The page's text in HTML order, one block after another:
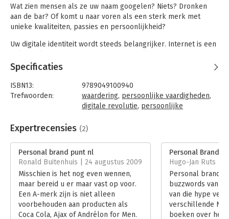
Wat zien mensen als ze uw naam googelen? Niets? Dronken
aan de bar? Of komt u naar voren als een sterk merk met
unieke kwaliteiten, passies en persoonlijkheid?
Uw digitale identiteit wordt steeds belangrijker. Internet is een
zakenpartners en werknemers. Op internet is allerlei
informatie over u te vinden. Dit houdt u niet tegen. Maar u kunt
het wel beïnvloeden. Internet biedt dan ook enorme kansen
om u te onderscheiden en uzelf als personal brand te
positioneren. En een sterk personal brand kan u veel
- kracht van web 2.0
- aanpak van succesvolle personal branders
- online middelen die u kunt inzetten.
Specificaties
ISBN13:
9789049100940
Trefwoorden:
waardering, persoonlijke vaardigheden,
digitale revolutie, persoonlijke
persoonlijkheidseigenschappen
digitale netwerken
identificatie
online
marketing
personal branding
Taal:
Nederlands
Bindwijze:
paperback
Aantal pagina's:
170
Uitgever:
Unieboek | Het Spectrum
Druk:
3
Expertrecensies (2)
Personal brand punt nl
Ronald Buitenhuis | 24 augustus 2009
Misschien is het nog even wennen,
maar bereid u er maar vast op voor.
Een A-merk zijn is niet alleen
voorbehouden aan producten als
Coca Cola, Ajax of Andrélon for Men.
Personal Brand.nl
Hugo-Jan Ruts |
Personal
buzzwords van
van die hype
verschillende
boeken over het